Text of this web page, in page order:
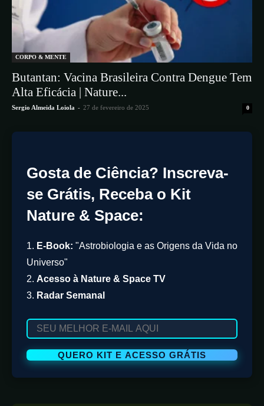
CORPO & MENTE
Butantan: Vacina Brasileira Contra Dengue Tem
Alta Eficácia | Nature...
Sergio Almeida Loiola - 27 de fevereiro de 2025 0
Gosta de Ciência? Inscreva-
se Grátis, Receba o Kit
Nature & Space:
1. E-Book: "Astrobiologia e as Origens da Vida no
Universo"
2. Acesso à Nature & Space TV
3. Radar Semanal